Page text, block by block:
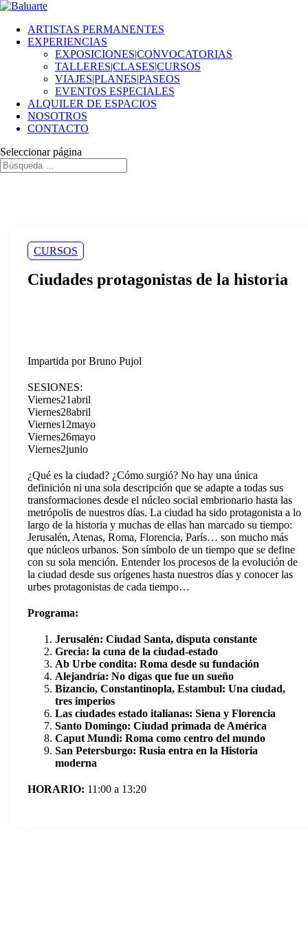
ARTISTAS PERMANENTES
EXPERIENCIAS
EXPOSICIONES|CONVOCATORIAS
TALLERES|CLASES|CURSOS
VIAJES|PLANES|PASEOS
EVENTOS ESPECIALES
ALQUILER DE ESPACIOS
NOSOTROS
CONTACTO
Seleccionar página
CURSOS
Ciudades protagonistas de la historia
Impartida por Bruno Pujol
SESIONES:
Viernes21abril
Viernes28abril
Viernes12mayo
Viernes26mayo
Viernes2junio
¿Qué es la ciudad? ¿Cómo surgió? No hay una única
definición ni una sola descripción que se adapte a todas sus
transformaciones desde el núcleo social embrionario hasta las
metrópolis de nuestros días. La ciudad ha sido protagonista a lo
largo de la historia y muchas de ellas han marcado su tiempo:
Jerusalén, Atenas, Roma, Florencia, París… son mucho más
que núcleos urbanos. Son símbolo de un tiempo que se define
con su sola mención. Entender los procesos de la evolución de
la ciudad desde sus orígenes hasta nuestros días y conocer las
urbes protagonistas de cada tiempo…
Programa:
Jerusalén: Ciudad Santa, disputa constante
Grecia: la cuna de la ciudad-estado
Ab Urbe condita: Roma desde su fundación
Alejandría: No digas que fue un sueño
Bizancio, Constantinopla, Estambul: Una ciudad,
tres imperios
Las ciudades estado italianas: Siena y Florencia
Santo Domingo: Ciudad primada de América
Caput Mundi: Roma como centro del mundo
San Petersburgo: Rusia entra en la Historia
moderna
HORARIO: 11:00 a 13:20